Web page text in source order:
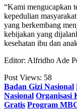
“Kami mengucapkan
kepedulian
yang berkembang
kebijakan yang
kesehatan ibu dan
Editor: Alfridho Ade
Post Views: 58
Badan Gizi Nasional
Nasional Organisasi
Gratis Program